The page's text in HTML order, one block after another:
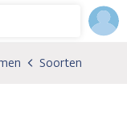
Soorten